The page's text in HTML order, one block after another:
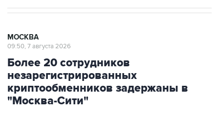
МОСКВА
09:50, 7 августа 2026
Более 20 сотрудников
незарегистрированных
криптообменников задержаны в
"Москва-Сити"